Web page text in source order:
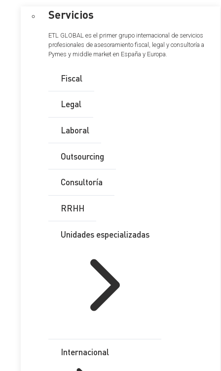
Servicios
ETL GLOBAL es el primer grupo internacional de servicios
profesionales de asesoramiento fiscal, legal y consultoría a
Pymes y middle market en España y Europa.
Fiscal
Legal
Laboral
Outsourcing
Consultoría
RRHH
Unidades especializadas
Internacional
Juan Bermúdez Clavería
Juan Bermúdez Clavería, CEO de ETL
GLOBAL España